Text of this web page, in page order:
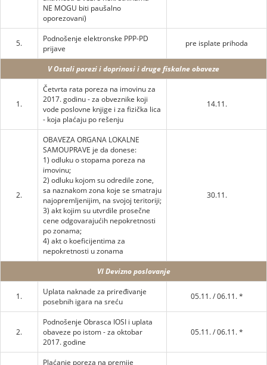
NE MOGU biti paušalno
oporezovani)
5.
Podnošenje elektronske PPP-PD
prijave
pre isplate prihoda
V Ostali porezi i doprinosi i druge fiskalne obaveze
1.
Četvrta rata poreza na imovinu za
2017. godinu - za obveznike koji
vode poslovne knjige i za fizička lica
- koja plaćaju po rešenju
14.11.
2.
OBAVEZA ORGANA LOKALNE
SAMOUPRAVE je da donese:
1) odluku o stopama poreza na
imovinu;
2) odluku kojom su odredile zone,
sa naznakom zona koje se smatraju
najopremljenijim, na svojoj teritoriji;
3) akt kojim su utvrdile prosečne
cene odgovarajućih nepokretnosti
po zonama;
4) akt o koeficijentima za
nepokretnosti u zonama
30.11.
VI Devizno poslovanje
1.
Uplata naknade za priređivanje
posebnih igara na sreću
05.11. / 06.11. *
2.
Podnošenje Obrasca IOSI i uplata
obaveze po istom - za oktobar
2017. godine
05.11. / 06.11. *
Plaćanje poreza na premije